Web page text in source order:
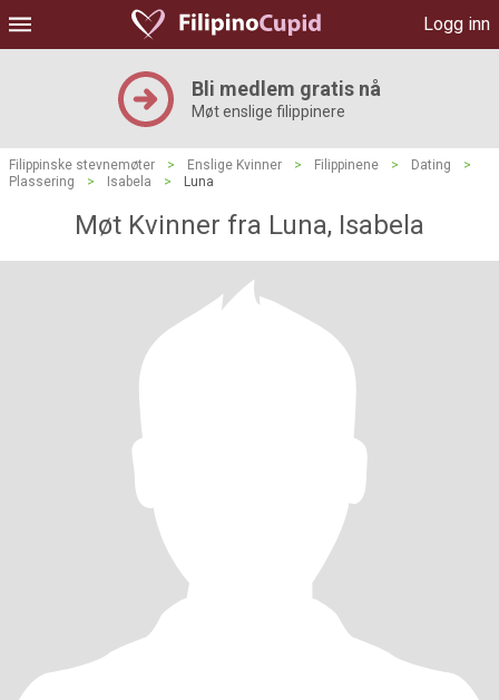
Logg inn
Bli medlem gratis nå
Møt enslige filippinere
Filippinske stevnemøter > Enslige Kvinner > Filippinene > Dating
>
Plassering
> Isabela > Luna
Møt Kvinner fra Luna, Isabela